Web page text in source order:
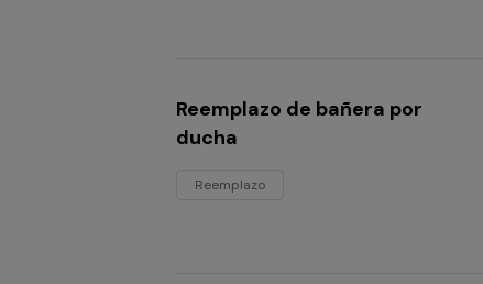
Reemplazo de bañera por
ducha
Reemplazo